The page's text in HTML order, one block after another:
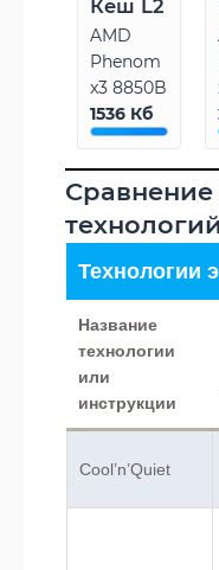
Кеш L2
AMD
Phenom
x3 8850B
1536 Кб
технологий
Технологии
Название
технологии
или
инструкции
Cool’n’Quiet